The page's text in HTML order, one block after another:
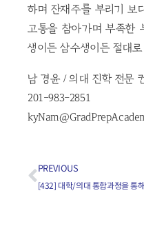
하며 잔재주를 부리기 보
고통을 참아가며 부족한
생이든 삼수생이든 절대로
남 경윤 / 의대 진학 전문
201-983-2851
PREVIOUS